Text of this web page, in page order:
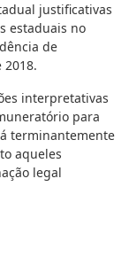
justificativas
estaduais no
de
interpretativas
para
terminantemente
aqueles
legal